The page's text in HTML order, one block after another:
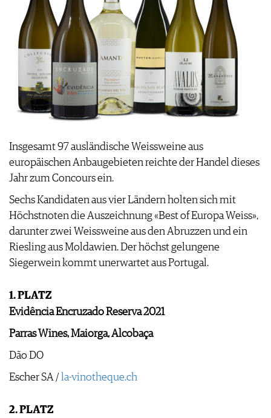
Insgesamt 97 ausländische Weissweine aus
europäischen Anbaugebieten reichte der Handel dieses
Jahr zum Concours ein.
Sechs Kandidaten aus vier Ländern holten sich mit
Höchstnoten die Auszeichnung «Best of Europa Weiss»,
darunter zwei Weissweine aus den Abruzzen und ein
Riesling aus Moldawien. Der höchst gelungene
Siegerwein kommt unerwartet aus Portugal.
1. PLATZ
Evidência Encruzado Reserva 2021
Parras Wines, Maiorga, Alcobaça
Dão DO
Escher SA / la-vinotheque.ch
2. PLATZ